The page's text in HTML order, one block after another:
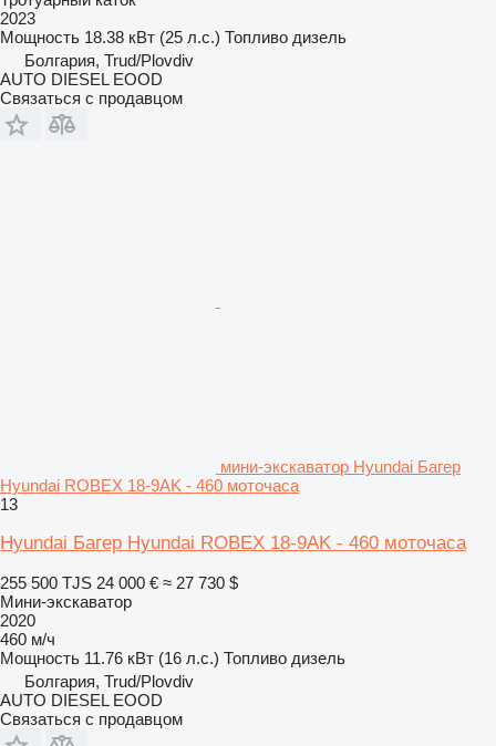
2023
Мощность 18.38 кВт (25 л.с.) Топливо дизель
Болгария, Trud/Plovdiv
AUTO DIESEL EOOD
Связаться с продавцом
мини-экскаватор Hyundai Багер
Hyundai ROBEX 18-9AK - 460 моточаса
13
Hyundai Багер Hyundai ROBEX 18-9AK - 460 моточаса
255 500 TJS 24 000 € ≈ 27 730 $
Мини-экскаватор
2020
460 м/ч
Мощность 11.76 кВт (16 л.с.) Топливо дизель
Болгария, Trud/Plovdiv
AUTO DIESEL EOOD
Связаться с продавцом